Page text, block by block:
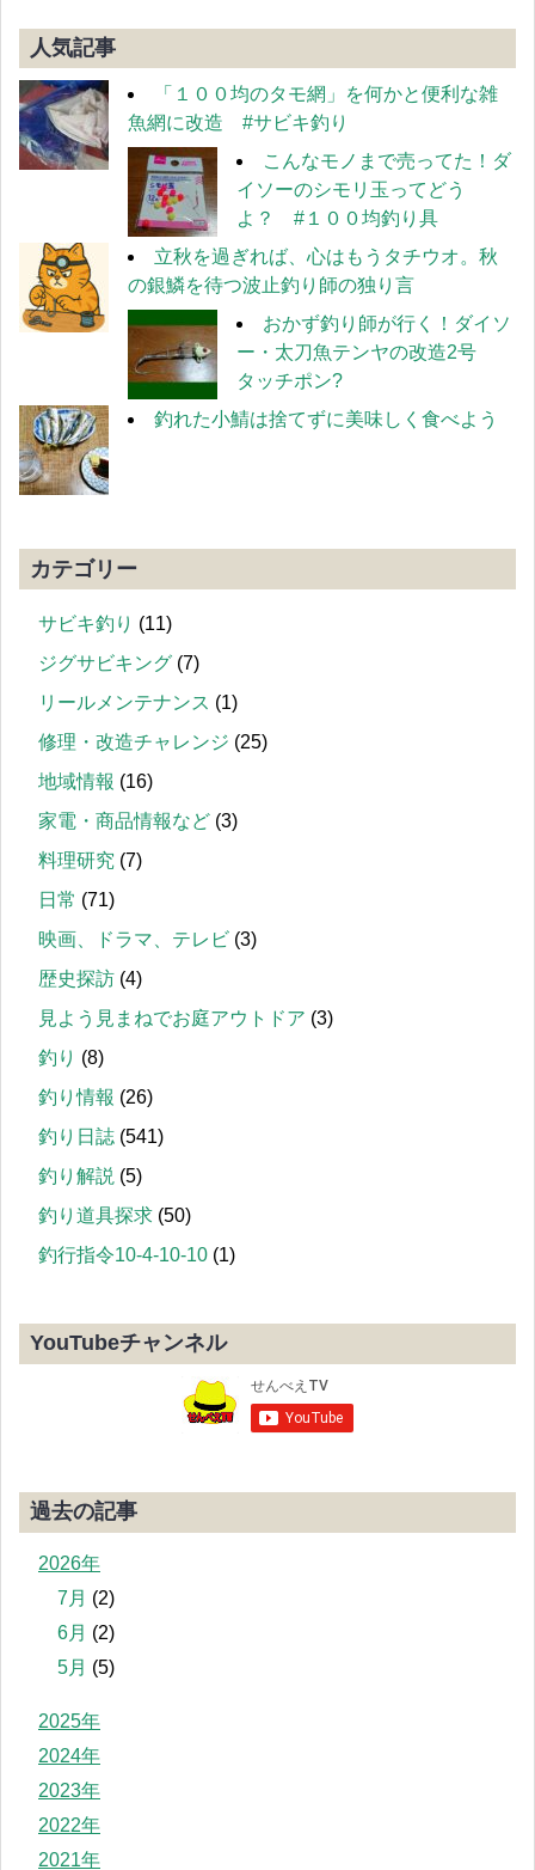
人気記事
「１００均のタモ網」を何かと便利な雑
魚網に改造 #サビキ釣り
こんなモノまで売ってた！ダ
イソーのシモリ玉ってどう
よ？ #１００均釣り具
立秋を過ぎれば、心はもうタチウオ。秋
の銀鱗を待つ波止釣り師の独り言
おかず釣り師が行く！ダイソ
ー・太刀魚テンヤの改造2号
タッチポン?
釣れた小鯖は捨てずに美味しく食べよう
カテゴリー
サビキ釣り (11)
ジグサビキング (7)
リールメンテナンス (1)
修理・改造チャレンジ (25)
地域情報 (16)
家電・商品情報など (3)
料理研究 (7)
日常 (71)
映画、ドラマ、テレビ (3)
歴史探訪 (4)
見よう見まねでお庭アウトドア (3)
釣り (8)
釣り情報 (26)
釣り日誌 (541)
釣り解説 (5)
釣り道具探求 (50)
釣行指令10-4-10-10 (1)
YouTubeチャンネル
過去の記事
2026年
7月 (2)
6月 (2)
5月 (5)
2025年
2024年
2023年
2022年
2021年